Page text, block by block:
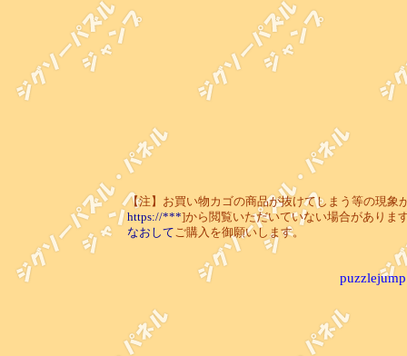
【注】お買い物カゴの商品が抜けてしまう等の現象
https://***]から閲覧いただいていない場合がありま
なおしてご購入を御願いします。